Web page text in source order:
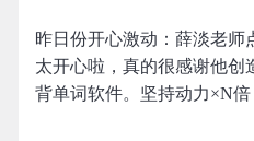
昨日份开心激动：薛淡老师
太开心啦，真的很感谢他创
背单词软件。坚持动力×N倍